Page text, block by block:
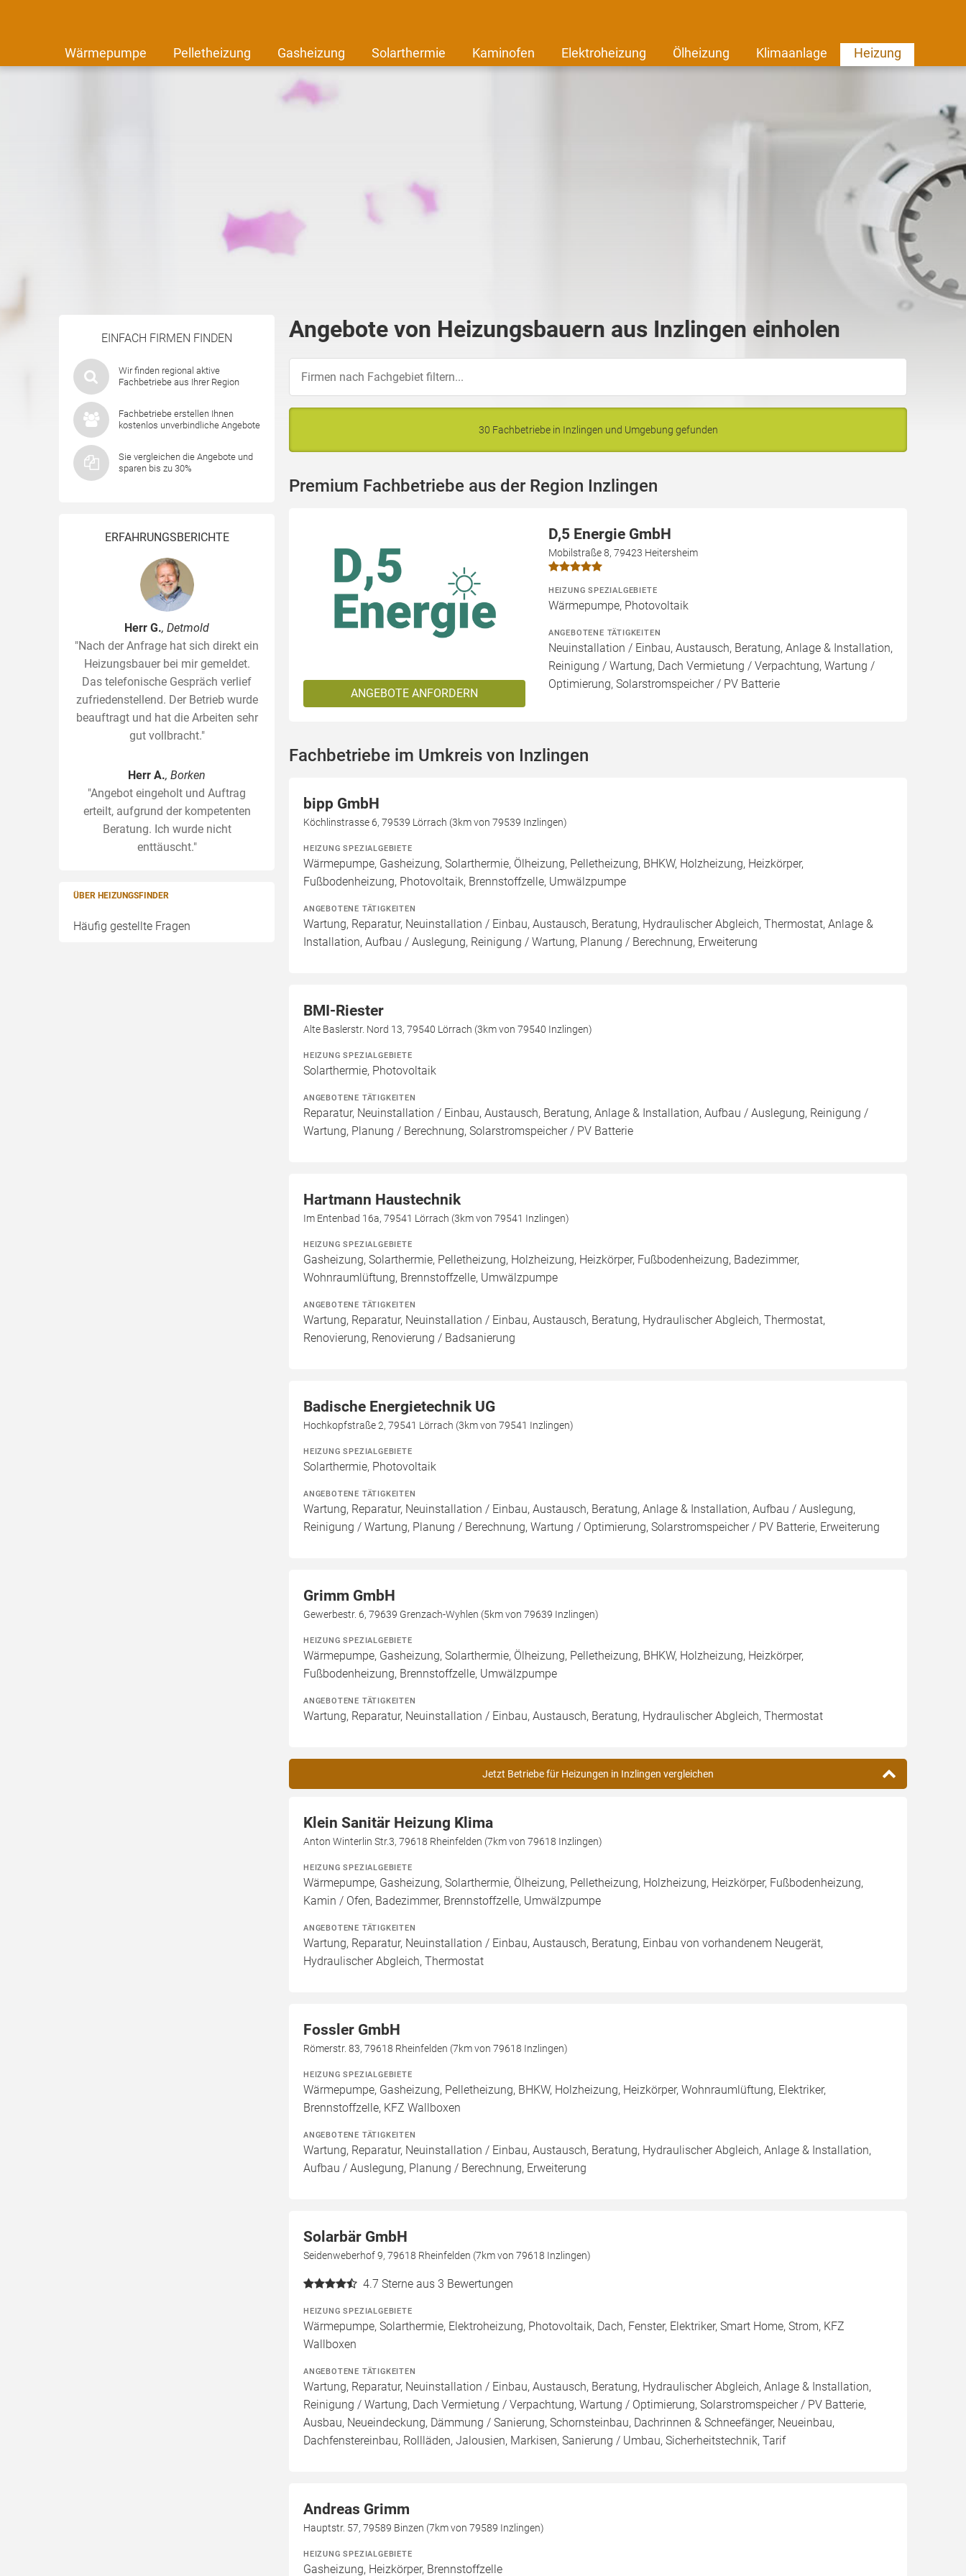
Wärmepumpe Pelletheizung Gasheizung Solarthermie Kaminofen Elektroheizung Ölheizung Klimaanlage Heizung
EINFACH FIRMEN FINDEN
Wir finden regional aktive
Fachbetriebe aus Ihrer Region
Fachbetriebe erstellen Ihnen
kostenlos unverbindliche Angebote
Sie vergleichen die Angebote und
sparen bis zu 30%
ERFAHRUNGSBERICHTE
Herr G., Detmold
"Nach der Anfrage hat sich direkt ein
Heizungsbauer bei mir gemeldet.
Das telefonische Gespräch verlief
zufriedenstellend. Der Betrieb wurde
beauftragt und hat die Arbeiten sehr
gut vollbracht."
Herr A., Borken
"Angebot eingeholt und Auftrag
erteilt, aufgrund der kompetenten
Beratung. Ich wurde nicht
enttäuscht."
ÜBER HEIZUNGSFINDER
Häufig gestellte Fragen
Angebote von Heizungsbauern aus Inzlingen einholen
30 Fachbetriebe in Inzlingen und Umgebung gefunden
Premium Fachbetriebe aus der Region Inzlingen
ANGEBOTE ANFORDERN
D,5 Energie GmbH
Mobilstraße 8, 79423 Heitersheim
HEIZUNG SPEZIALGEBIETE
Wärmepumpe, Photovoltaik
ANGEBOTENE TÄTIGKEITEN
Neuinstallation / Einbau, Austausch, Beratung, Anlage & Installation,
Reinigung / Wartung, Dach Vermietung / Verpachtung, Wartung /
Optimierung, Solarstromspeicher / PV Batterie
Fachbetriebe im Umkreis von Inzlingen
bipp GmbH
Köchlinstrasse 6, 79539 Lörrach (3km von 79539 Inzlingen)
HEIZUNG SPEZIALGEBIETE
Wärmepumpe, Gasheizung, Solarthermie, Ölheizung, Pelletheizung, BHKW, Holzheizung, Heizkörper,
Fußbodenheizung, Photovoltaik, Brennstoffzelle, Umwälzpumpe
ANGEBOTENE TÄTIGKEITEN
Wartung, Reparatur, Neuinstallation / Einbau, Austausch, Beratung, Hydraulischer Abgleich, Thermostat, Anlage &
Installation, Aufbau / Auslegung, Reinigung / Wartung, Planung / Berechnung, Erweiterung
BMI-Riester
Alte Baslerstr. Nord 13, 79540 Lörrach (3km von 79540 Inzlingen)
HEIZUNG SPEZIALGEBIETE
Solarthermie, Photovoltaik
ANGEBOTENE TÄTIGKEITEN
Reparatur, Neuinstallation / Einbau, Austausch, Beratung, Anlage & Installation, Aufbau / Auslegung, Reinigung /
Wartung, Planung / Berechnung, Solarstromspeicher / PV Batterie
Hartmann Haustechnik
Im Entenbad 16a, 79541 Lörrach (3km von 79541 Inzlingen)
HEIZUNG SPEZIALGEBIETE
Gasheizung, Solarthermie, Pelletheizung, Holzheizung, Heizkörper, Fußbodenheizung, Badezimmer,
Wohnraumlüftung, Brennstoffzelle, Umwälzpumpe
ANGEBOTENE TÄTIGKEITEN
Wartung, Reparatur, Neuinstallation / Einbau, Austausch, Beratung, Hydraulischer Abgleich, Thermostat,
Renovierung, Renovierung / Badsanierung
Badische Energietechnik UG
Hochkopfstraße 2, 79541 Lörrach (3km von 79541 Inzlingen)
HEIZUNG SPEZIALGEBIETE
Solarthermie, Photovoltaik
ANGEBOTENE TÄTIGKEITEN
Wartung, Reparatur, Neuinstallation / Einbau, Austausch, Beratung, Anlage & Installation, Aufbau / Auslegung,
Reinigung / Wartung, Planung / Berechnung, Wartung / Optimierung, Solarstromspeicher / PV Batterie, Erweiterung
Grimm GmbH
Gewerbestr. 6, 79639 Grenzach-Wyhlen (5km von 79639 Inzlingen)
HEIZUNG SPEZIALGEBIETE
Wärmepumpe, Gasheizung, Solarthermie, Ölheizung, Pelletheizung, BHKW, Holzheizung, Heizkörper,
Fußbodenheizung, Brennstoffzelle, Umwälzpumpe
ANGEBOTENE TÄTIGKEITEN
Wartung, Reparatur, Neuinstallation / Einbau, Austausch, Beratung, Hydraulischer Abgleich, Thermostat
Jetzt Betriebe für Heizungen in Inzlingen vergleichen
Klein Sanitär Heizung Klima
Anton Winterlin Str.3, 79618 Rheinfelden (7km von 79618 Inzlingen)
HEIZUNG SPEZIALGEBIETE
Wärmepumpe, Gasheizung, Solarthermie, Ölheizung, Pelletheizung, Holzheizung, Heizkörper, Fußbodenheizung,
Kamin / Ofen, Badezimmer, Brennstoffzelle, Umwälzpumpe
ANGEBOTENE TÄTIGKEITEN
Wartung, Reparatur, Neuinstallation / Einbau, Austausch, Beratung, Einbau von vorhandenem Neugerät,
Hydraulischer Abgleich, Thermostat
Fossler GmbH
Römerstr. 83, 79618 Rheinfelden (7km von 79618 Inzlingen)
HEIZUNG SPEZIALGEBIETE
Wärmepumpe, Gasheizung, Pelletheizung, BHKW, Holzheizung, Heizkörper, Wohnraumlüftung, Elektriker,
Brennstoffzelle, KFZ Wallboxen
ANGEBOTENE TÄTIGKEITEN
Wartung, Reparatur, Neuinstallation / Einbau, Austausch, Beratung, Hydraulischer Abgleich, Anlage & Installation,
Aufbau / Auslegung, Planung / Berechnung, Erweiterung
Solarbär GmbH
Seidenweberhof 9, 79618 Rheinfelden (7km von 79618 Inzlingen)
4.7 Sterne aus 3 Bewertungen
HEIZUNG SPEZIALGEBIETE
Wärmepumpe, Solarthermie, Elektroheizung, Photovoltaik, Dach, Fenster, Elektriker, Smart Home, Strom, KFZ
Wallboxen
ANGEBOTENE TÄTIGKEITEN
Wartung, Reparatur, Neuinstallation / Einbau, Austausch, Beratung, Hydraulischer Abgleich, Anlage & Installation,
Reinigung / Wartung, Dach Vermietung / Verpachtung, Wartung / Optimierung, Solarstromspeicher / PV Batterie,
Ausbau, Neueindeckung, Dämmung / Sanierung, Schornsteinbau, Dachrinnen & Schneefänger, Neueinbau,
Dachfenstereinbau, Rollläden, Jalousien, Markisen, Sanierung / Umbau, Sicherheitstechnik, Tarif
Andreas Grimm
Hauptstr. 57, 79589 Binzen (7km von 79589 Inzlingen)
HEIZUNG SPEZIALGEBIETE
Gasheizung, Heizkörper, Brennstoffzelle